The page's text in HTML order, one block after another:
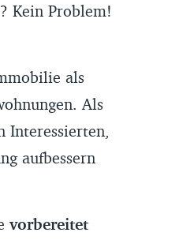
Kein Problem!
als
Als
Interessierten,
aufbessern
vorbereitet